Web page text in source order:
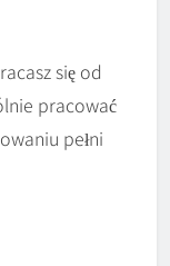
się od
pracować
pełni